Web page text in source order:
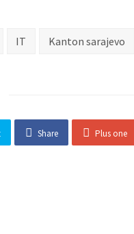
IT Kanton sarajevo
Share Plus one